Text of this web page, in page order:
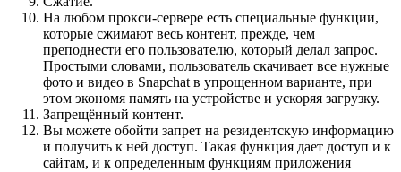
На любом прокси-сервере есть специальные функции,
которые сжимают весь контент, прежде, чем
преподнести его пользователю, который делал запрос.
Простыми словами, пользователь скачивает все нужные
фото и видео в Snapchat в упрощенном варианте, при
этом экономя память на устройстве и ускоряя загрузку.
Запрещённый контент.
Вы можете обойти запрет на резидентскую информацию
и получить к ней доступ. Такая функция дает доступ и к
сайтам, и к определенным функциям приложения